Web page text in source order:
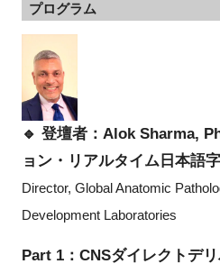
プログラム
🔹 登壇者：Alok Sharma,
ョン・リアルタイム日本語
Director, Global Anatomic
Development Laboratories
Part 1：CNSダイレクトデ